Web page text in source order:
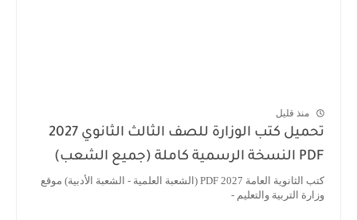
منذ قليل
تحميل كتب الوزارة للصف الثالث الثانوي 2027
PDF النسخة الرسمية كاملة (جميع الشعب)
كتب الثانوية العامة 2027 PDF (الشعبة العلمية - الشعبة الأدبية) موقع
وزارة التربية والتعليم -